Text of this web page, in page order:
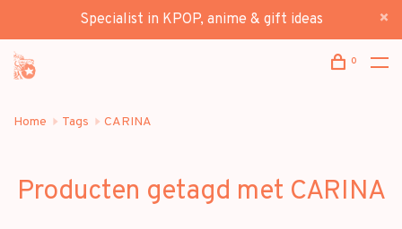
Specialist in KPOP, anime & gift ideas
0
Home Tags CARINA
Producten getagd met CARINA